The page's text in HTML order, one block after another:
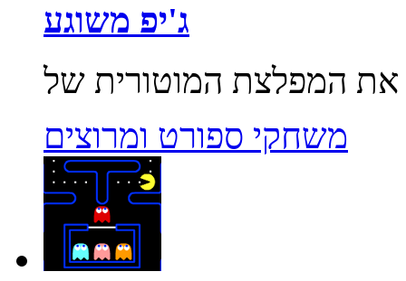
ג'יפ משוגע
משחקי ספורט ומרוצים